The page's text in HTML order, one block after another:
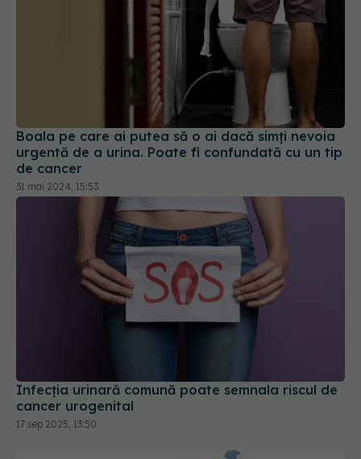
Boala pe care ai putea să o ai dacă simți nevoia
urgentă de a urina. Poate fi confundată cu un tip
de cancer
31 mai 2024, 15:53
17 sep 2025, 13:50